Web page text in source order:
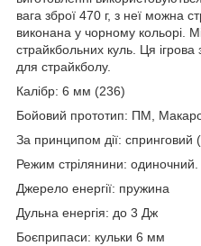
вага зброї 470 г, з неї можна
виконана у чорному кольорі.
страйкбольних куль. Ця
для страйкболу.
Калібр: 6 мм (236)
Бойовий прототип: ПМ,
За принципом дії: спринговий
Режим стрілянини: одиночний.
Джерело енергії: пружина
Дульна енергія: до 3 Дж
Боєприпаси: кульки 6 мм